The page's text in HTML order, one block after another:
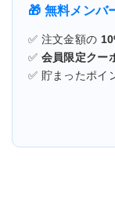
🎁 無料メンバ
✅ 注文金額の
✅ 会員限定クー
✅ 貯まったポイ